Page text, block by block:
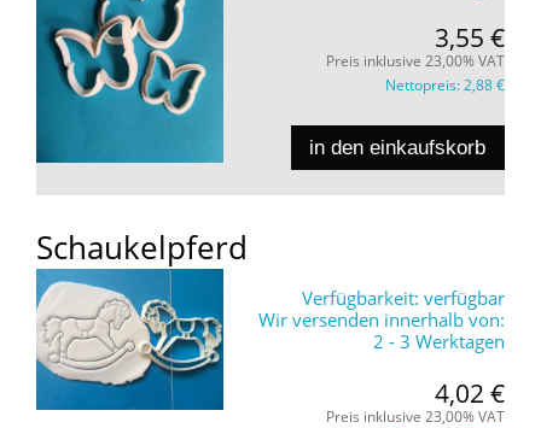
3,55 €
Preis inklusive 23,00% VAT
Nettopreis:2,88 €
in den einkaufskorb
Schaukelpferd
Verfügbarkeit: verfügbar
Wir versenden innerhalb von:
2 - 3 Werktagen
4,02 €
Preis inklusive 23,00% VAT